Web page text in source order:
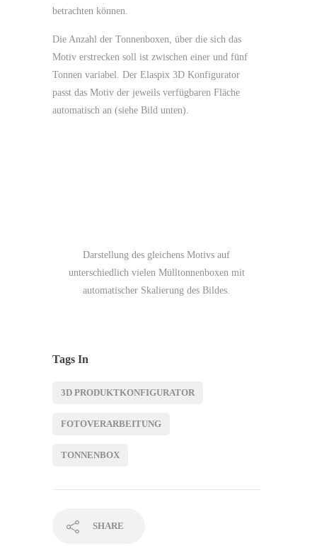
betrachten können.
Die Anzahl der Tonnenboxen, über die sich das
Motiv erstrecken soll ist zwischen einer und fünf
Tonnen variabel. Der Elaspix 3D Konfigurator
passt das Motiv der jeweils verfügbaren Fläche
automatisch an (siehe Bild unten).
Darstellung des gleichens Motivs auf
unterschiedlich vielen Mülltonnenboxen mit
automatischer Skalierung des Bildes.
Tags In
3D PRODUKTKONFIGURATOR
FOTOVERARBEITUNG
TONNENBOX
SHARE